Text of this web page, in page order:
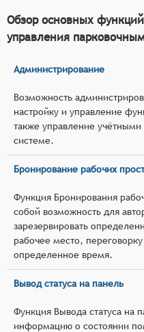
Обзор основных
управления
Администрирование
Возможность
настройку и управление
также управление
системе.
Бронирование рабочих
Функция Бронирования
собой возможность для
зарезервировать
рабочее место,
определенное время.
Вывод статуса на панель
Функция Вывода статуса на
информацию о состоянии